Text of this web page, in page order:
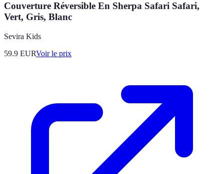
Couverture Réversible En Sherpa Safari Safari,
Vert, Gris, Blanc
Sevira Kids
59.9 EURVoir le prix